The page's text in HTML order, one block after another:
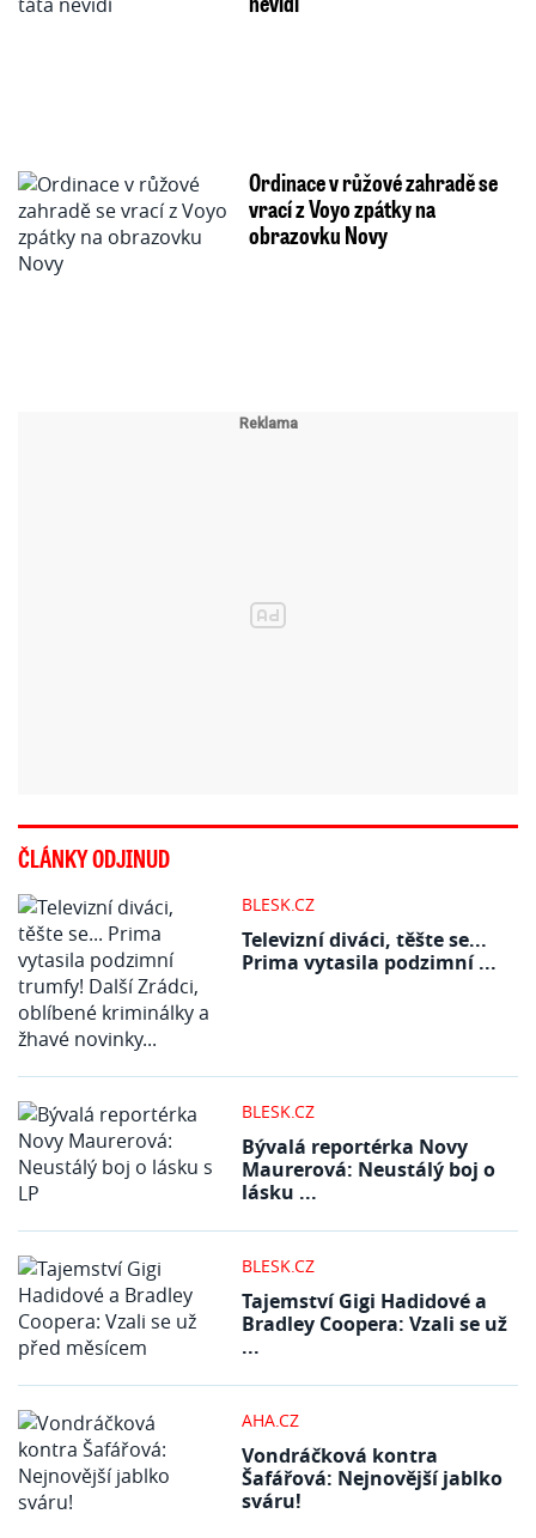
Ordinace v růžové zahradě se
vrací z Voyo zpátky na
obrazovku Novy
ČLÁNKY ODJINUD
BLESK.CZ
Televizní diváci, těšte se...
Prima vytasila podzimní ...
BLESK.CZ
Bývalá reportérka Novy
Maurerová: Neustálý boj o
lásku ...
BLESK.CZ
Tajemství Gigi Hadidové a
Bradley Coopera: Vzali se už
...
AHA.CZ
Vondráčková kontra
Šafářová: Nejnovější jablko
sváru!